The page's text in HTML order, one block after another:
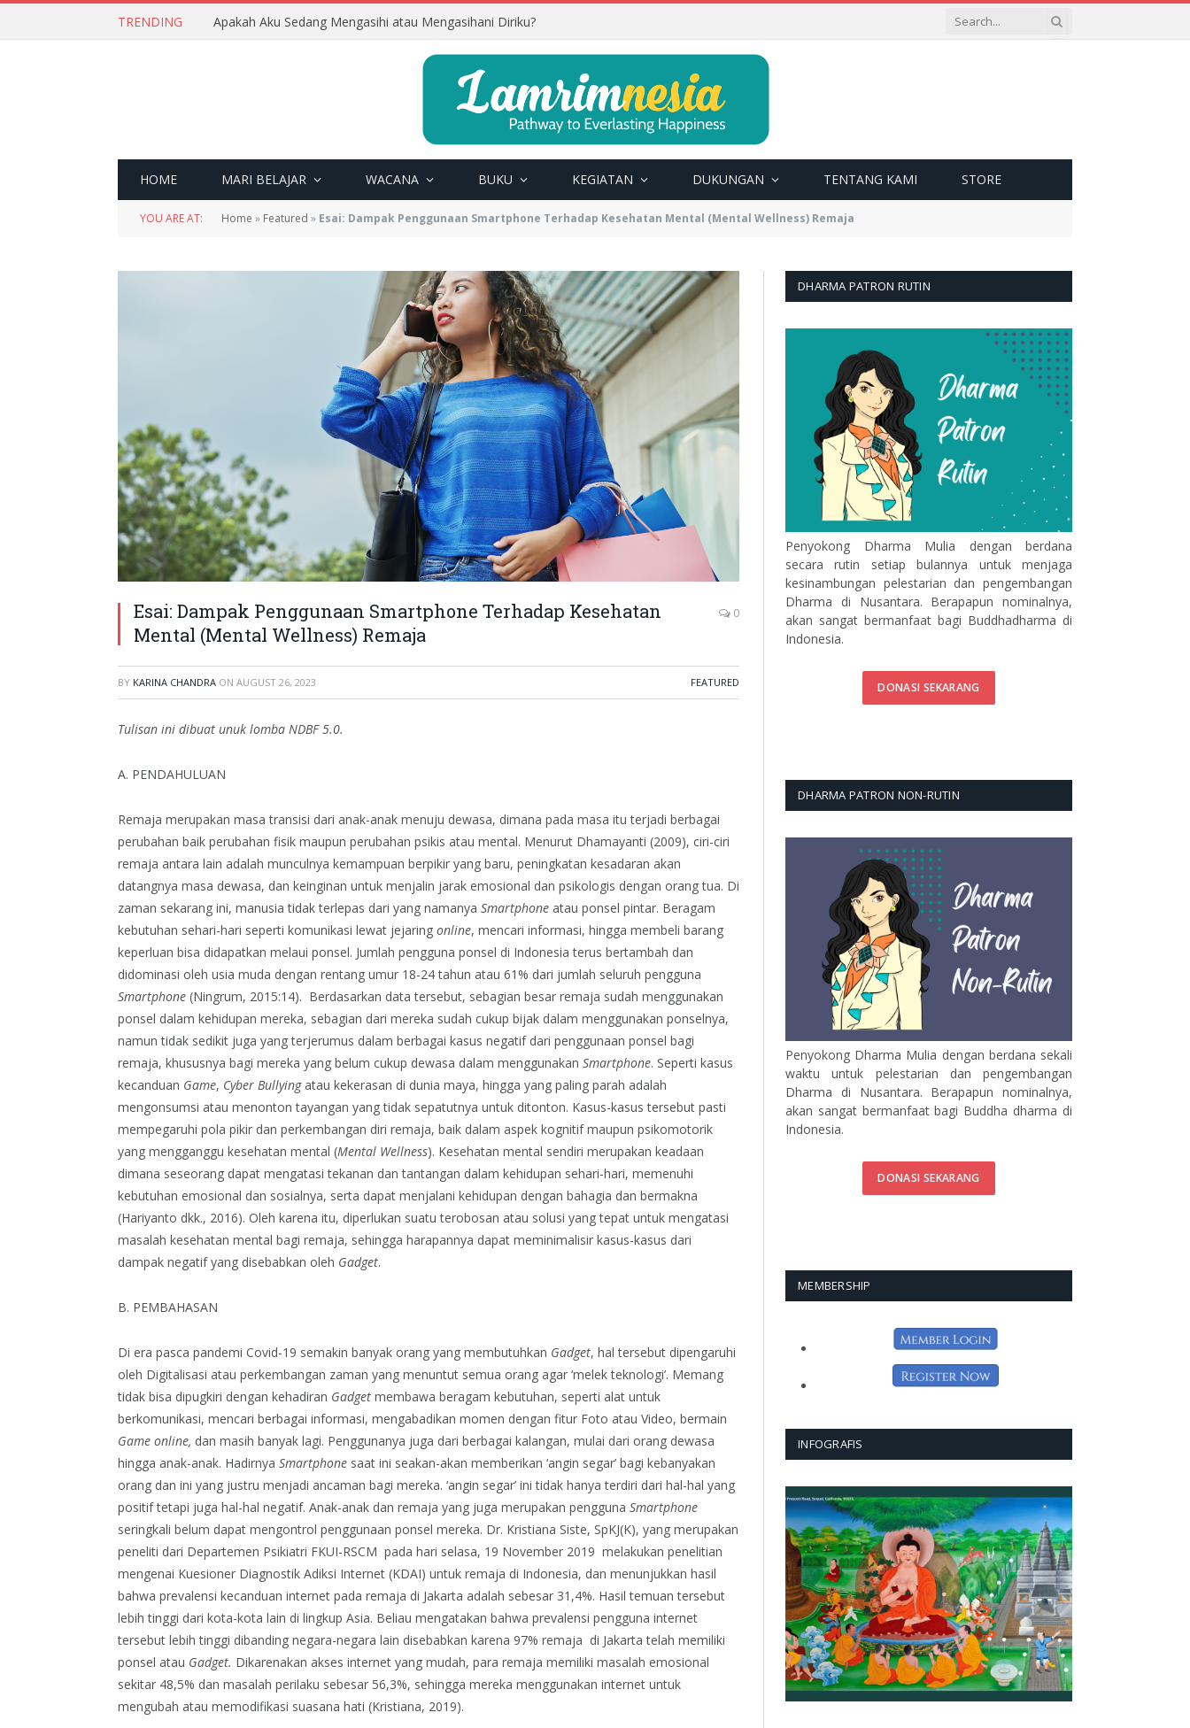
TRENDING Apakah Aku Sedang Mengasihi atau Mengasihani Diriku?
HOME MARI BELAJAR WACANA BUKU KEGIATAN DUKUNGAN TENTANG KAMI STORE
YOU ARE AT: Home » Featured » Esai: Dampak Penggunaan Smartphone Terhadap Kesehatan Mental (Mental Wellness) Remaja
Esai: Dampak Penggunaan Smartphone Terhadap Kesehatan
Mental (Mental Wellness) Remaja
0
BY KARINA CHANDRA ON AUGUST 26, 2023 FEATURED
Tulisan ini dibuat unuk lomba NDBF 5.0.
A. PENDAHULUAN
Remaja merupakan masa transisi dari anak-anak menuju dewasa, dimana pada masa itu terjadi berbagai
perubahan baik perubahan fisik maupun perubahan psikis atau mental. Menurut Dhamayanti (2009), ciri-ciri
remaja antara lain adalah munculnya kemampuan berpikir yang baru, peningkatan kesadaran akan
datangnya masa dewasa, dan keinginan untuk menjalin jarak emosional dan psikologis dengan orang tua. Di
zaman sekarang ini, manusia tidak terlepas dari yang namanya Smartphone atau ponsel pintar. Beragam
kebutuhan sehari-hari seperti komunikasi lewat jejaring online, mencari informasi, hingga membeli barang
keperluan bisa didapatkan melaui ponsel. Jumlah pengguna ponsel di Indonesia terus bertambah dan
didominasi oleh usia muda dengan rentang umur 18-24 tahun atau 61% dari jumlah seluruh pengguna
Smartphone (Ningrum, 2015:14). Berdasarkan data tersebut, sebagian besar remaja sudah menggunakan
ponsel dalam kehidupan mereka, sebagian dari mereka sudah cukup bijak dalam menggunakan ponselnya,
namun tidak sedikit juga yang terjerumus dalam berbagai kasus negatif dari penggunaan ponsel bagi
remaja, khususnya bagi mereka yang belum cukup dewasa dalam menggunakan Smartphone. Seperti kasus
kecanduan Game, Cyber Bullyingatau kekerasan di dunia maya, hingga yang paling parah adalah
mengonsumsi atau menonton tayangan yang tidak sepatutnya untuk ditonton. Kasus-kasus tersebut pasti
mempegaruhi pola pikir dan perkembangan diri remaja, baik dalam aspek kognitif maupun psikomotorik
yang mengganggu kesehatan mental (Mental Wellness). Kesehatan mental sendiri merupakan keadaan
dimana seseorang dapat mengatasi tekanan dan tantangan dalam kehidupan sehari-hari, memenuhi
kebutuhan emosional dan sosialnya, serta dapat menjalani kehidupan dengan bahagia dan bermakna
(Hariyanto dkk., 2016). Oleh karena itu, diperlukan suatu terobosan atau solusi yang tepat untuk mengatasi
masalah kesehatan mental bagi remaja, sehingga harapannya dapat meminimalisir kasus-kasus dari
dampak negatif yang disebabkan oleh Gadget.
B. PEMBAHASAN
Di era pasca pandemi Covid-19 semakin banyak orang yang membutuhkan Gadget, hal tersebut dipengaruhi
oleh Digitalisasi atau perkembangan zaman yang menuntut semua orang agar ‘melek teknologi’. Memang
tidak bisa dipugkiri dengan kehadiran Gadget membawa beragam kebutuhan, seperti alat untuk
berkomunikasi, mencari berbagai informasi, mengabadikan momen dengan fitur Foto atau Video, bermain
Game online, dan masih banyak lagi. Penggunanya juga dari berbagai kalangan, mulai dari orang dewasa
hingga anak-anak. Hadirnya Smartphone saat ini seakan-akan memberikan ‘angin segar’ bagi kebanyakan
orang dan ini yang justru menjadi ancaman bagi mereka. ‘angin segar’ ini tidak hanya terdiri dari hal-hal yang
positif tetapi juga hal-hal negatif. Anak-anak dan remaja yang juga merupakan pengguna Smartphone
seringkali belum dapat mengontrol penggunaan ponsel mereka. Dr. Kristiana Siste, SpKJ(K), yang merupakan
peneliti dari Departemen Psikiatri FKUI-RSCM pada hari selasa, 19 November 2019 melakukan penelitian
mengenai Kuesioner Diagnostik Adiksi Internet (KDAI) untuk remaja di Indonesia, dan menunjukkan hasil
bahwa prevalensi kecanduan internet pada remaja di Jakarta adalah sebesar 31,4%. Hasil temuan tersebut
lebih tinggi dari kota-kota lain di lingkup Asia. Beliau mengatakan bahwa prevalensi pengguna internet
tersebut lebih tinggi dibanding negara-negara lain disebabkan karena 97% remaja di Jakarta telah memiliki
ponsel atau Gadget. Dikarenakan akses internet yang mudah, para remaja memiliki masalah emosional
sekitar 48,5% dan masalah perilaku sebesar 56,3%, sehingga mereka menggunakan internet untuk
mengubah atau memodifikasi suasana hati (Kristiana, 2019).
DHARMA PATRON RUTIN
Penyokong Dharma Mulia dengan berdana
secara rutin setiap bulannya untuk menjaga
kesinambungan pelestarian dan pengembangan
Dharma di Nusantara. Berapapun nominalnya,
akan sangat bermanfaat bagi Buddhadharma di
Indonesia.
DONASI SEKARANG
DHARMA PATRON NON-RUTIN
Penyokong Dharma Mulia dengan berdana sekali
waktu untuk pelestarian dan pengembangan
Dharma di Nusantara. Berapapun nominalnya,
akan sangat bermanfaat bagi Buddha dharma di
Indonesia.
DONASI SEKARANG
MEMBERSHIP
INFOGRAFIS